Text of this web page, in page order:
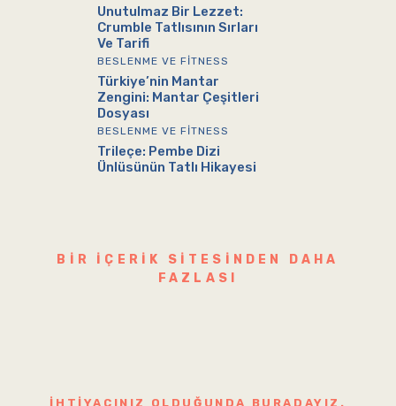
Unutulmaz Bir Lezzet:
Crumble Tatlısının Sırları
Ve Tarifi
BESLENME VE FITNESS
Türkiye’nin Mantar
Zengini: Mantar Çeşitleri
Dosyası
BESLENME VE FITNESS
Trileçe: Pembe Dizi
Ünlüsünün Tatlı Hikayesi
BIR IÇERIK SITESINDEN DAHA
FAZLASI
İHTIYACINIZ OLDUĞUNDA BURADAYIZ.